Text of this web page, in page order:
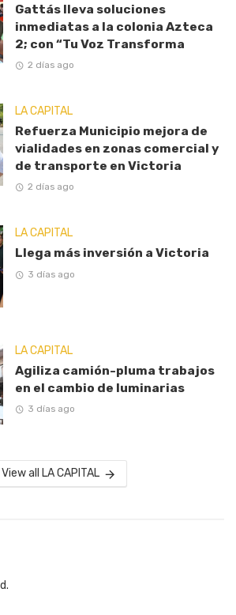
Gattás lleva soluciones
inmediatas a la colonia Azteca
2; con “Tu Voz Transforma
2 días ago
LA CAPITAL
Refuerza Municipio mejora de
vialidades en zonas comercial y
de transporte en Victoria
2 días ago
LA CAPITAL
Llega más inversión a Victoria
3 días ago
LA CAPITAL
Agiliza camión-pluma trabajos
en el cambio de luminarias
3 días ago
View all LA CAPITAL